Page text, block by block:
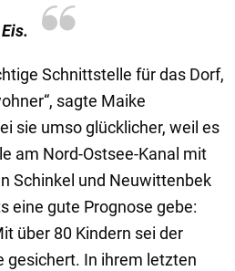
Schnittstelle für das Dorf,
sagte Maike
sie umso glücklicher, weil es
am Nord-Ostsee-Kanal mit
Schinkel und Neuwittenbek
eine gute Prognose gebe:
über 80 Kindern sei der
gesichert. In ihrem letzten